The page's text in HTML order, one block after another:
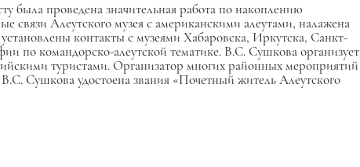
была проведена значительная работа по накоплению
связи Алеутского музея с американскими алеутами, налажена
контакты с музеями Хабаровска, Иркутска, Санкт-
по командорско-алеутской тематике. В.С. Сушкова организует
туристами. Организатор многих районных мероприятий
Сушкова удостоена звания «Почетный житель Алеутского